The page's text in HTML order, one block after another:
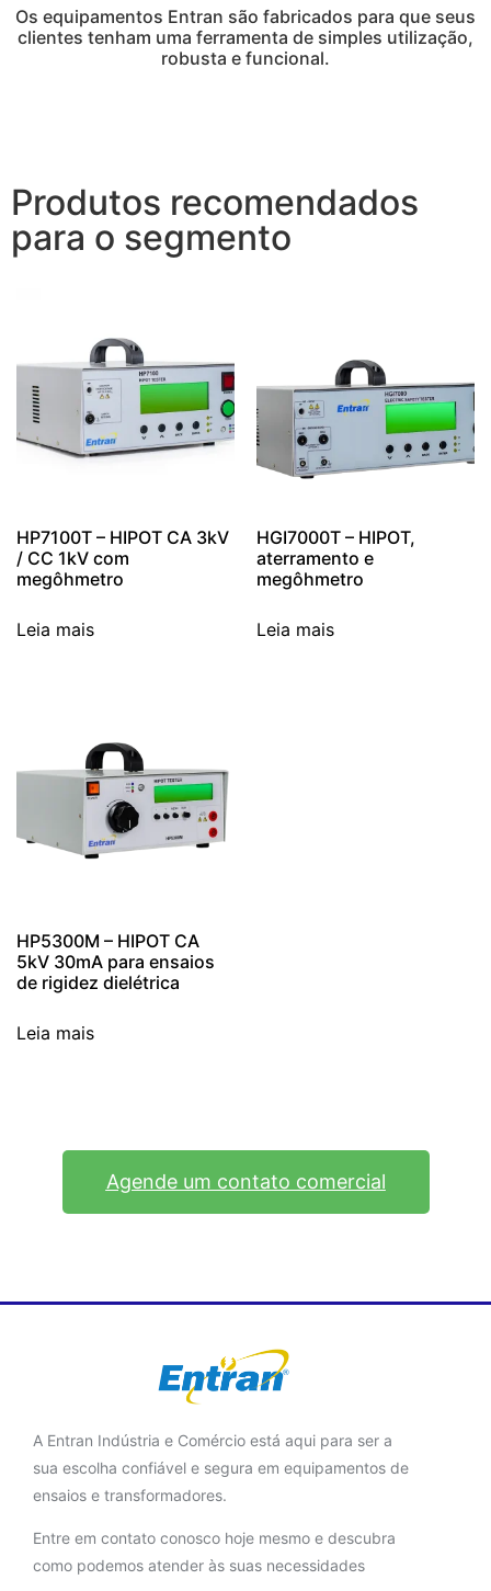
Os equipamentos Entran são fabricados para que seus
clientes tenham uma ferramenta de simples utilização,
robusta e funcional.
Produtos recomendados
para o segmento
HP7100T – HIPOT CA 3kV
/ CC 1kV com
megôhmetro
Leia mais
HGI7000T – HIPOT,
aterramento e
megôhmetro
Leia mais
HP5300M – HIPOT CA
5kV 30mA para ensaios
de rigidez dielétrica
Leia mais
Agende um contato comercial
A Entran Indústria e Comércio está aqui para ser a
sua escolha confiável e segura em equipamentos de
ensaios e transformadores.
Entre em contato conosco hoje mesmo e descubra
como podemos atender às suas necessidades